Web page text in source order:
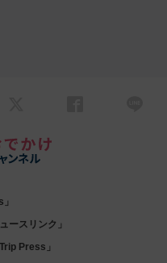
ースリンク」
Press」